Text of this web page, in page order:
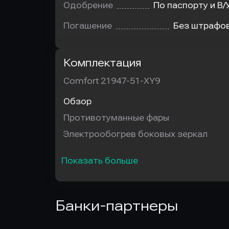
Одобрение По паспорту и В/
Погашение Без
Комплектация
Comfort 21947-51-XY9
Обзор
Противотуманные фары
Электрообогрев боковых зеркал
Показать больше
Банки-партнеры